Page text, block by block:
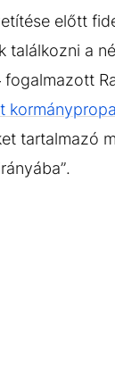
előtt
találkozni a
tartalmazó